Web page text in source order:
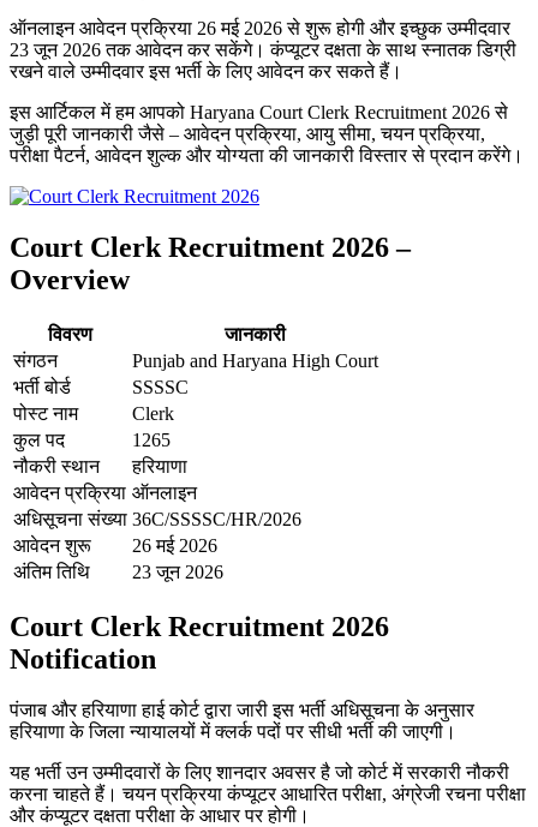
ऑनलाइन आवेदन प्रक्रिया 26 मई 2026 से शुरू होगी और इच्छुक उम्मीदवार
23 जून 2026 तक आवेदन कर सकेंगे। कंप्यूटर दक्षता के साथ स्नातक डिग्री
रखने वाले उम्मीदवार इस भर्ती के लिए आवेदन कर सकते हैं।
इस आर्टिकल में हम आपको Haryana Court Clerk Recruitment 2026 से
जुड़ी पूरी जानकारी जैसे – आवेदन प्रक्रिया, आयु सीमा, चयन प्रक्रिया,
परीक्षा पैटर्न, आवेदन शुल्क और योग्यता की जानकारी विस्तार से प्रदान करेंगे।
Court Clerk Recruitment 2026 –
Overview
विवरण
जानकारी
संगठन
Punjab and Haryana High Court
भर्ती बोर्ड
SSSSC
पोस्ट नाम
Clerk
कुल पद
1265
नौकरी स्थान
हरियाणा
आवेदन प्रक्रिया ऑनलाइन
अधिसूचना संख्या 36C/SSSSC/HR/2026
आवेदन शुरू
26 मई 2026
अंतिम तिथि
23 जून 2026
Court Clerk Recruitment 2026
Notification
पंजाब और हरियाणा हाई कोर्ट द्वारा जारी इस भर्ती अधिसूचना के अनुसार
हरियाणा के जिला न्यायालयों में क्लर्क पदों पर सीधी भर्ती की जाएगी।
यह भर्ती उन उम्मीदवारों के लिए शानदार अवसर है जो कोर्ट में सरकारी नौकरी
करना चाहते हैं। चयन प्रक्रिया कंप्यूटर आधारित परीक्षा, अंग्रेजी रचना परीक्षा
और कंप्यूटर दक्षता परीक्षा के आधार पर होगी।